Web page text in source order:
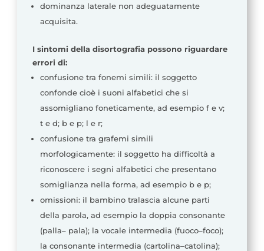
dominanza laterale non adeguatamente
acquisita.
I sintomi della disortografia possono riguardare
errori di:
confusione tra fonemi simili: il soggetto
confonde cioè i suoni alfabetici che si
assomigliano foneticamente, ad esempio f e v;
t e d; b e p; l e r;
confusione tra grafemi simili
morfologicamente: il soggetto ha difficoltà a
riconoscere i segni alfabetici che presentano
somiglianza nella forma, ad esempio b e p;
omissioni: il bambino tralascia alcune parti
della parola, ad esempio la doppia consonante
(palla– pala); la vocale intermedia (fuoco–foco);
la consonante intermedia (cartolina–catolina);